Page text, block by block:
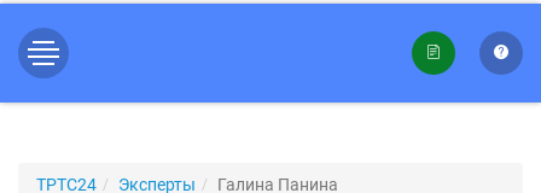
ТРТС24 Эксперты Галина Панина